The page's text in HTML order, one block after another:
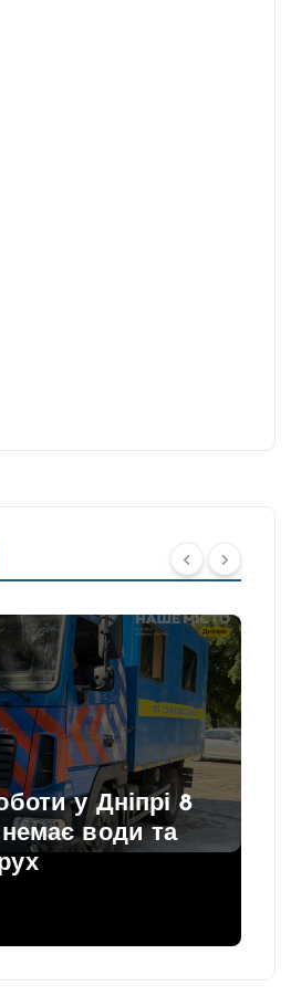
у Дніпрі 8
води та